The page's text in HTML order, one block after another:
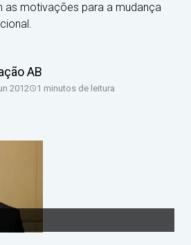
as motivações para a mudança
AB
2012 1 minutos de leitura